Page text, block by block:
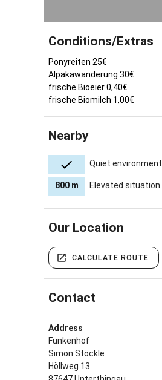
Conditions/Extras
Ponyreiten 25€
Alpakawanderung 30€
frische Bioeier 0,40€
frische Biomilch 1,00€
Nearby
Quiet environment
800 m Elevated situation
Our Location
CALCULATE ROUTE
Contact
Address
Funkenhof
Simon Stöckle
Höllweg 13